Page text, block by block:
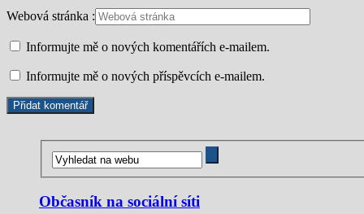
Webová stránka :
Informujte mě o nových komentářích e-mailem.
Informujte mě o nových příspěvcích e-mailem.
Občasník na sociální síti